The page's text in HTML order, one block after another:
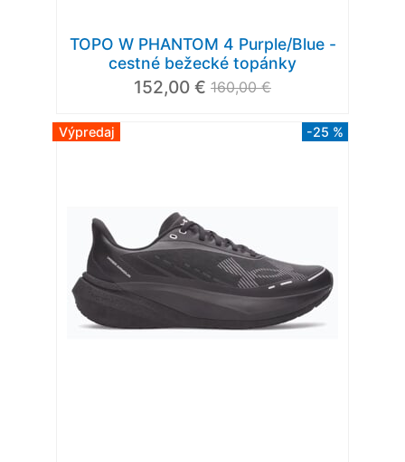
TOPO W PHANTOM 4 Purple/Blue -
cestné bežecké topánky
152,00 € 160,00 €
Výpredaj -25 %